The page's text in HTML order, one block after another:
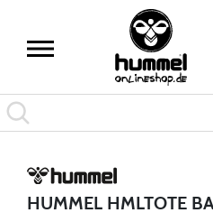
HUMMEL HMLTOTE